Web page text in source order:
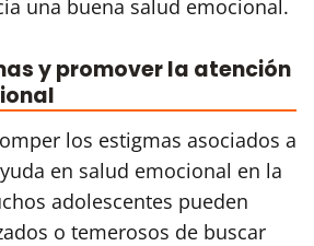
una buena salud emocional.
y promover la atención
los estigmas asociados a
en salud emocional en la
adolescentes pueden
o temerosos de buscar